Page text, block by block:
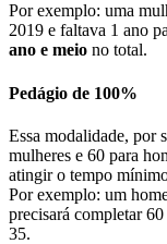
Por exemplo: uma
2019 e faltava 1 ano
ano e meio no total.
Pedágio de 100%
Essa modalidade, por
mulheres e 60 para
atingir o tempo
Por exemplo: um
precisará completar
35.